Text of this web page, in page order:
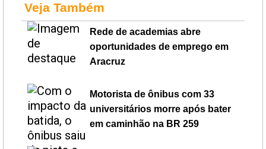
Veja Também
Rede de academias abre
oportunidades de emprego em
Aracruz
Motorista de ônibus com 33
universitários morre após bater
em caminhão na BR 259